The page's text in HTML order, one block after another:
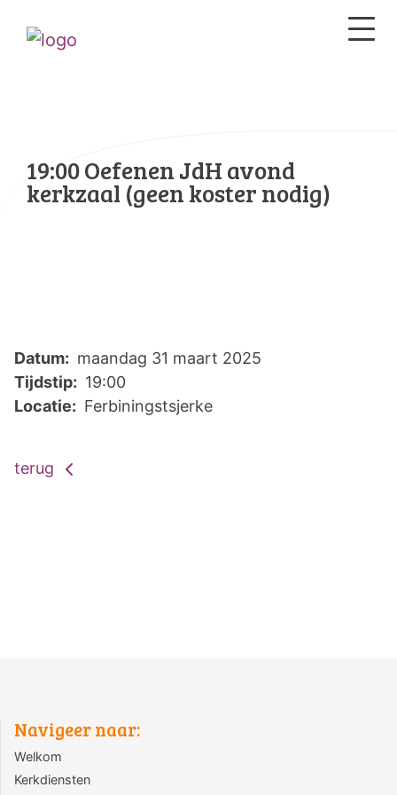
19:00 Oefenen JdH avond
kerkzaal (geen koster nodig)
Datum: maandag 31 maart 2025
Tijdstip: 19:00
Locatie: Ferbiningstsjerke
terug
Navigeer naar:
Welkom
Kerkdiensten